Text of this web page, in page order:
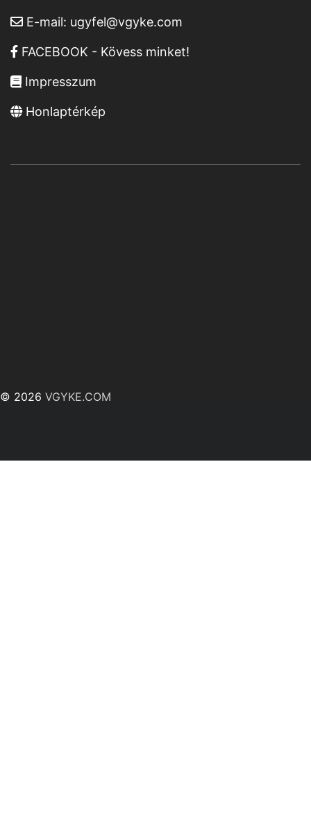
E-mail: ugyfel@vgyke.com
FACEBOOK - Kövess minket!
Impresszum
Honlaptérkép
© 2026 VGYKE.COM